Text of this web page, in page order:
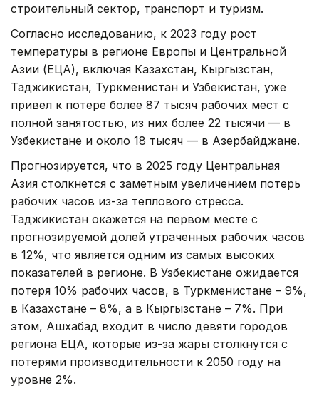
строительный сектор, транспорт и туризм.
Согласно исследованию, к 2023 году рост
температуры в регионе Европы и Центральной
Азии (ЕЦА), включая Казахстан, Кыргызстан,
Таджикистан, Туркменистан и Узбекистан, уже
привел к потере более 87 тысяч рабочих мест с
полной занятостью, из них более 22 тысячи — в
Узбекистане и около 18 тысяч — в Азербайджане.
Прогнозируется, что в 2025 году Центральная
Азия столкнется с заметным увеличением потерь
рабочих часов из-за теплового стресса.
Таджикистан окажется на первом месте с
прогнозируемой долей утраченных рабочих часов
в 12%, что является одним из самых высоких
показателей в регионе. В Узбекистане ожидается
потеря 10% рабочих часов, в Туркменистане – 9%,
в Казахстане – 8%, а в Кыргызстане – 7%. При
этом, Ашхабад входит в число девяти городов
региона ЕЦА, которые из-за жары столкнутся с
потерями производительности к 2050 году на
уровне 2%.